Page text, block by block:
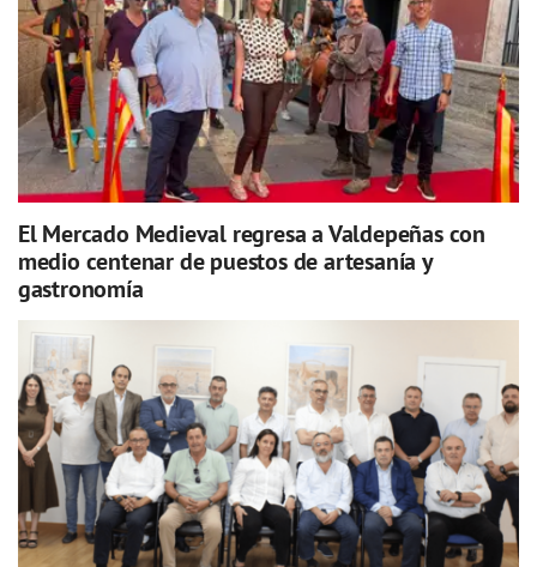
El Mercado Medieval regresa a Valdepeñas con
medio centenar de puestos de artesanía y
gastronomía